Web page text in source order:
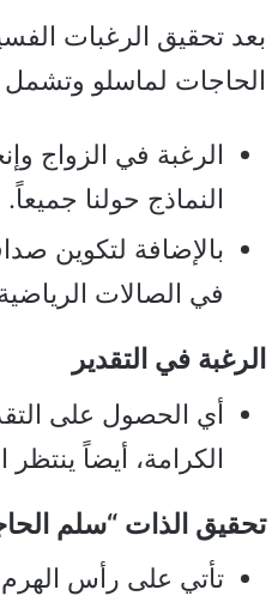
بعد تحقيق الرغبات
الحاجات لماسلو
الرغبة في الزواج
النماذج حولنا جميعاً.
بالإضافة لتكوين
في الصالات
الرغبة في التقدير
أي الحصول على
الكرامة، أيضاً
تحقيق الذات “سلم
تأتي على رأس